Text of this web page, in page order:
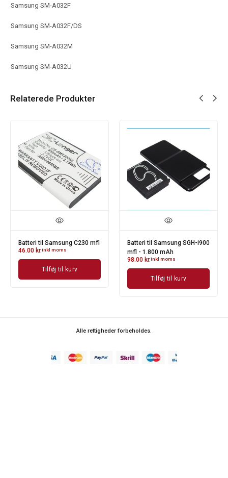
Samsung SM-A032F
Samsung SM-A032F/DS
Samsung SM-A032M
Samsung SM-A032U
Relaterede Produkter
Batteri til Samsung C230 mfl
46.00 kr.inkl moms
Tilføj til kurv
Batteri til Samsung SGH-i900
mfl - 1.800 mAh
98.00 kr.inkl moms
Tilføj til kurv
Alle rettigheder forbeholdes.